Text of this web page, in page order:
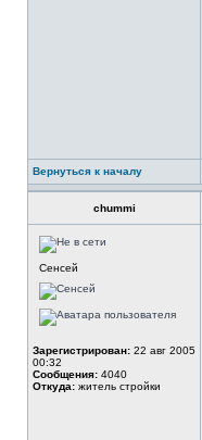
Вернуться к началу
chummi
Сенсей
Зарегистрирован: 22 авг 2005
00:32
Сообщения: 4040
Откуда: житель стройки